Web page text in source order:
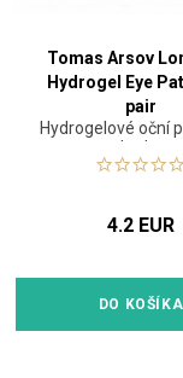
Tomas Arsov
Hydrogel Eye
pair
Hydrogelové oční
pro
4.2 EUR
DO KOŠÍKA